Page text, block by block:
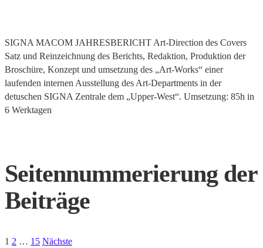
SIGNA MACOM JAHRESBERICHT Art-Direction des Covers
Satz und Reinzeichnung des Berichts, Redaktion, Produktion der
Broschüre, Konzept und umsetzung des „Art-Works“ einer
laufenden internen Ausstellung des Art-Departments in der
detuschen SIGNA Zentrale dem „Upper-West“. Umsetzung: 85h in
6 Werktagen
Seitennummerierung der
Beiträge
1 2 … 15 Nächste